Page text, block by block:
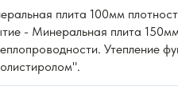
плита 100мм
- Минеральная плита
Утепление